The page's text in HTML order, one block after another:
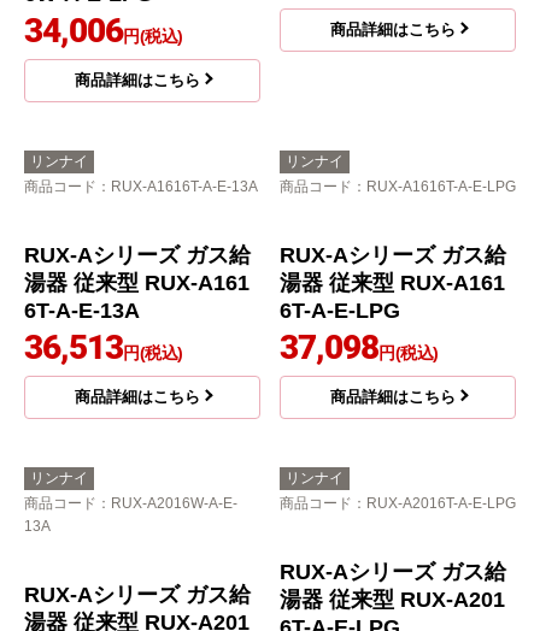
RUX-Aシリーズ ガス給
湯器 従来型 RUX-A161
6W-A-E-13A
30,662
商品詳細はこちら
RUX-Aシリーズ ガス給
湯器 従来型 RUX-A201
商品詳細はこちら
商品コード ：RUX-A1616W-A-E-
LPG
湯器 従来型 RUX-A161
6W-A-E-LPG
商品コード ：EP-200
ブル電源 EP-200
36,174円(税込)